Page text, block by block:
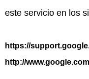
este servicio en los
https://
http://